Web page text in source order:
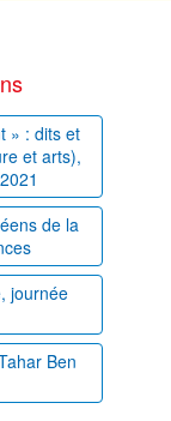
» : dits et
et arts),
de la
journée
Ben